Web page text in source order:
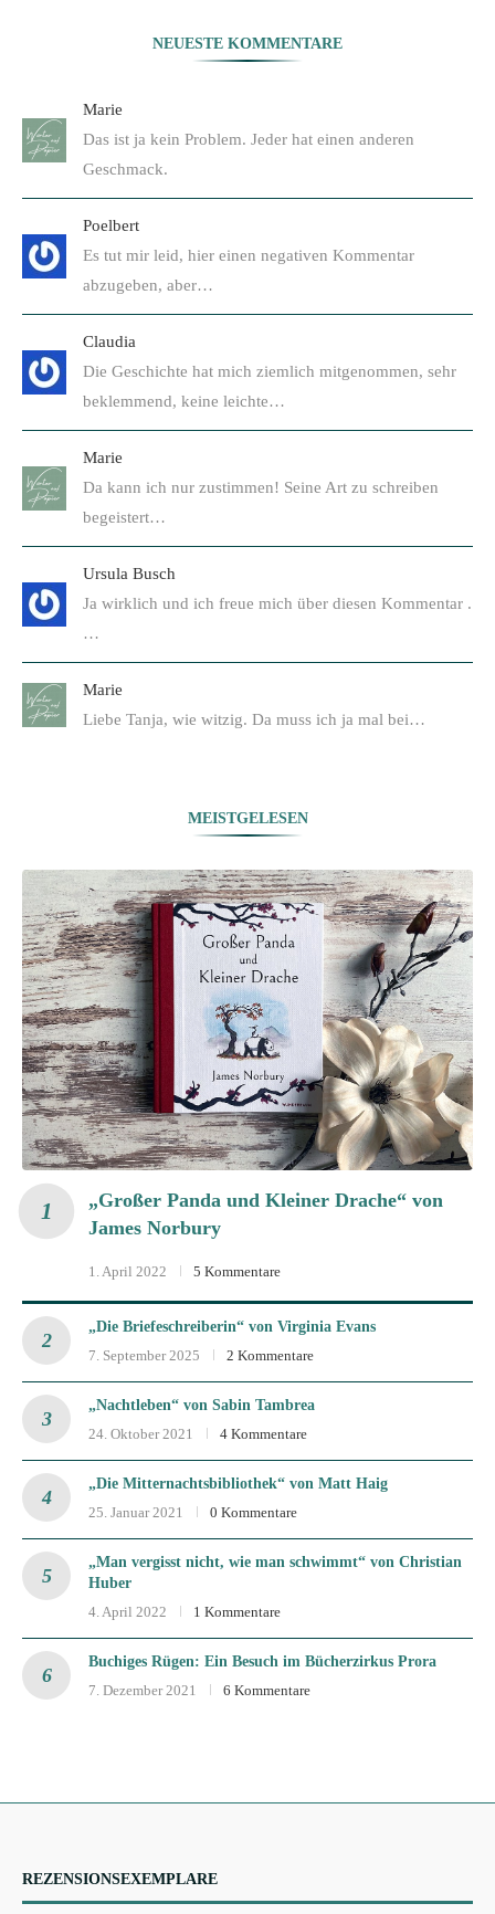
NEUESTE KOMMENTARE
Marie
Das ist ja kein Problem. Jeder hat einen anderen
Geschmack.
Poelbert
Es tut mir leid, hier einen negativen Kommentar
abzugeben, aber…
Claudia
Die Geschichte hat mich ziemlich mitgenommen, sehr
beklemmend, keine leichte…
Marie
Da kann ich nur zustimmen! Seine Art zu schreiben
begeistert…
Ursula Busch
Ja wirklich und ich freue mich über diesen Kommentar .
…
Marie
Liebe Tanja, wie witzig. Da muss ich ja mal bei…
MEISTGELESEN
„Großer Panda und Kleiner Drache“ von
James Norbury
1. April 2022 5 Kommentare
„Die Briefeschreiberin“ von Virginia Evans
7. September 2025
2 Kommentare
„Nachtleben“ von Sabin Tambrea
24. Oktober 2021
4 Kommentare
„Die Mitternachtsbibliothek“ von Matt Haig
25. Januar 2021
0 Kommentare
„Man vergisst nicht, wie man schwimmt“ von Christian
Huber
4. April 2022
1 Kommentare
Buchiges Rügen: Ein Besuch im Bücherzirkus Prora
7. Dezember 2021
6 Kommentare
REZENSIONSEXEMPLARE